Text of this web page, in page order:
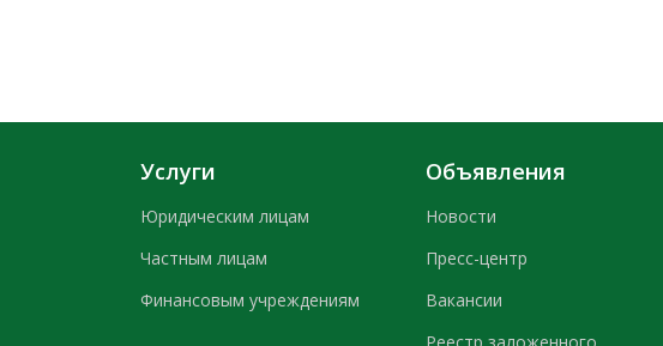
Услуги
Юридическим лицам
Частным лицам
Финансовым учреждениям
Объявления
Новости
Пресс-центр
Вакансии